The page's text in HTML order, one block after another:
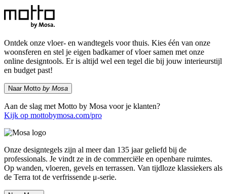
Ontdek onze vloer- en wandtegels voor thuis. Kies één van onze
woonsferen en stel je eigen badkamer of vloer samen met onze
online designtools. Er is altijd wel een tegel die bij jouw interieurstijl
en budget past!
Naar Motto by Mosa
Aan de slag met Motto by Mosa voor je klanten?
Kijk op mottobymosa.com/pro
Onze designtegels zijn al meer dan 135 jaar geliefd bij de
professionals. Je vindt ze in de commerciële en openbare ruimtes.
Op wanden, vloeren, gevels en terrassen. Van tijdloze klassiekers als
de Terra tot de verfrissende μ-serie.